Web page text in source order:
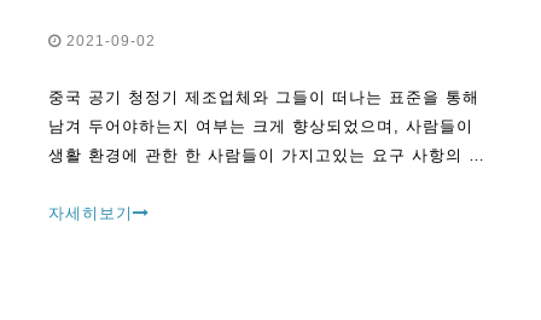
2021-09-02
중국 공기 청정기 제조업체와 그들이 떠나는 표준을 통해
남겨 두어야하는지 여부는 크게 향상되었으며, 사람들이
생활 환경에 관한 한 사람들이 가지고있는 요구 사항의 변
를 사용하여 모닥불을 사용하기 시작한 이유입니다.
자세히보기